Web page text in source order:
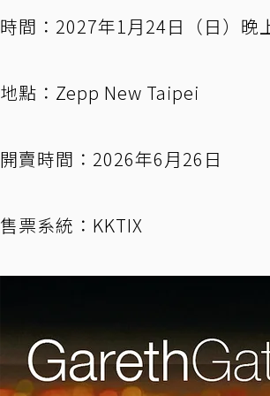
時間：2027年1月24日（日）晚
地點：Zepp New Taipei
開賣時間：2026年6月26日
售票系統：KKTIX